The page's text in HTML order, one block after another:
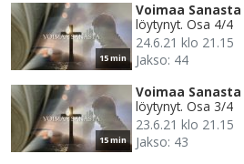
15 min
Voimaa Sanasta
löytynyt. Osa 4/4
24.6.21 klo 21.15
Jakso: 44
15 min
Voimaa Sanasta
löytynyt. Osa 3/4
23.6.21 klo 21.15
Jakso: 43